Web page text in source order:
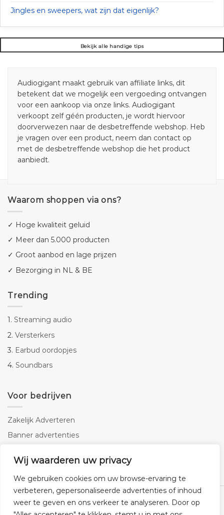
Wij waarderen uw privacy
We gebruiken cookies om uw browse-ervaring te
verbeteren, gepersonaliseerde advertenties of inhoud
weer te geven en ons verkeer te analyseren. Door op
Jingles en sweepers, wat zijn dat eigenlijk?
Bekijk alle handige tips
Audiogigant maakt gebruik van affiliate links, dit
betekent dat we mogelijk een vergoeding ontvangen
voor een aankoop via onze links. Audiogigant
verkoopt zelf géén producten, je wordt hiervoor
doorverwezen naar de desbetreffende webshop. Heb
je vragen over een product, neem dan contact op
met de desbetreffende webshop die het product
aanbiedt.
Waarom shoppen via ons?
✓ Hoge kwaliteit geluid
✓ Meer dan 5.000 producten
✓ Groot aanbod en lage prijzen
✓ Bezorging in NL & BE
Trending
1. Streaming audio
2. Versterkers
3. Earbud oordopjes
4. Soundbars
Voor bedrijven
Zakelijk Adverteren
Banner advertenties
SEO copywriting